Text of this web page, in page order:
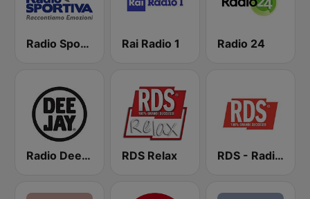
Radio Sportiva Rai Radio 1 Radio 24
Radio Deejay RDS Relax RDS - Radio Dimensione Suono